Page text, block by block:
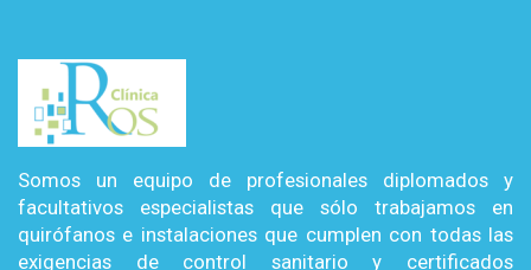
Somos un equipo de profesionales diplomados y
facultativos especialistas que sólo trabajamos en
quirófanos e instalaciones que cumplen con todas las
exigencias de control sanitario y certificados